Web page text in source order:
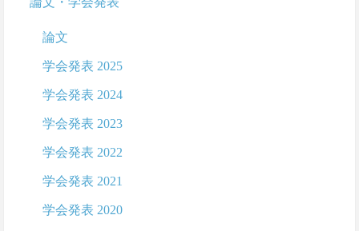
論文
学会発表 2025
学会発表 2024
学会発表 2023
学会発表 2022
学会発表 2021
学会発表 2020